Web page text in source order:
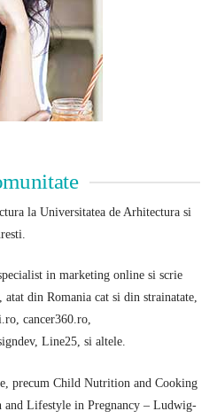
la Universitatea de Arhitectura si
in marketing online si scrie
din Romania cat si din strainatate,
cancer360.ro,
Line25, si altele.
precum Child Nutrition and Cooking
Lifestyle in Pregnancy – Ludwig-